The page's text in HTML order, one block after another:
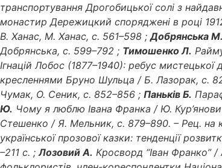
транспортування Дрогобицької солі з
монастир Дережицкий споряджені в році
В. Ханас, М. Ханас, с. 561–598 ; Добрянська М.
Добрянська, с. 599–792 ; Тимошенко Л.
Ігнацій Лобос (1877–1940): ребус
кресленнями Бруно Шульца / Б. Лазорак, с.
Чумак, О. Сеник, с. 852–856 ; Паньків Б.
Ю. Чому я люблю Івана Франка / Ю.
Стешенко / Я. Мельник, с. 879–890. – Рец. на
української прозової казки: тенденції
–211 с. ; Лозовий А. Кросворд “Іван Франко”